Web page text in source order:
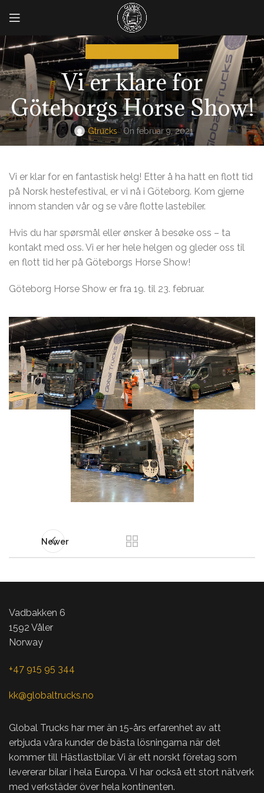
Vi er klare for
Göteborgs Horse Show!
Gtrucks On februar 9, 2021
Vi er klar for en fantastisk helg! Etter å ha hatt en flott tid
på Norsk hestefestival, er vi nå i Göteborg. Kom gjerne
innom standen vår og se våre flotte lastebiler.
Hvis du har spørsmål eller ønsker å besøke oss – ta
kontakt med oss. Vi er her hele helgen og gleder oss til
en flott tid her på Göteborgs Horse Show!
Göteborg Horse Show er fra 19. til 23. februar.
Newer
Vadbakken 6
1592 Våler
Norway
+47 915 95 344
kk@globaltrucks.no
Global Trucks har mer än 15-års erfarenhet av att
erbjuda våra kunder de bästa lösningarna när det
kommer till Hästlastbilar. Vi är ett norskt företag som
levererar bilar i hela Europa. Vi har också ett stort nätverk
med verkstäder över hela kontinenten.